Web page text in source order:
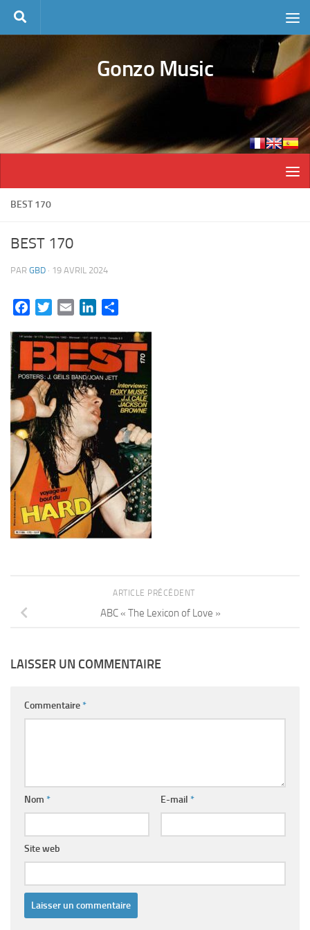
Skip to content
Gonzo Music
BEST 170
BEST 170
PAR GBD · 19 AVRIL 2024
FacebookTwitterEmail LinkedIn
ARTICLE PRÉCÉDENT
ABC « The Lexicon of Love »
LAISSER UN COMMENTAIRE
Commentaire*
Nom * E-mail *
Site web